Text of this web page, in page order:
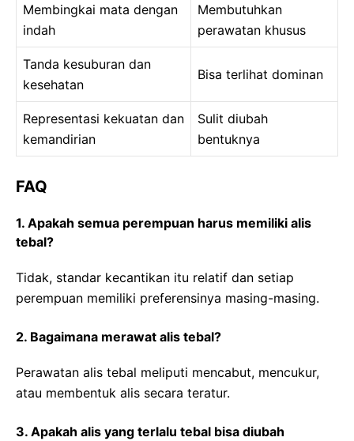
Membingkai mata dengan
indah
Membutuhkan
perawatan khusus
Tanda kesuburan dan
kesehatan
Bisa terlihat dominan
Representasi kekuatan dan
kemandirian
Sulit diubah
bentuknya
FAQ
1. Apakah semua perempuan harus memiliki alis
tebal?
Tidak, standar kecantikan itu relatif dan setiap
perempuan memiliki preferensinya masing-masing.
2. Bagaimana merawat alis tebal?
Perawatan alis tebal meliputi mencabut, mencukur,
atau membentuk alis secara teratur.
3. Apakah alis yang terlalu tebal bisa diubah